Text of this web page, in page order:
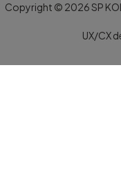
Copyright © 2026 SP
UX/CX